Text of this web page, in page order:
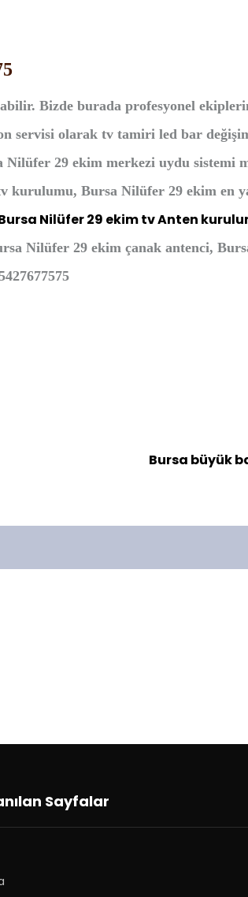
Bizde burada profesyonel
olarak tv tamiri led bar
Nilüfer 29 ekim merkezi uydu
kurulumu, Bursa Nilüfer 29 ekim en
Nilüfer 29 ekim tv Anten
Nilüfer 29 ekim çanak antenci,
Bursa büyük
Sayfalar